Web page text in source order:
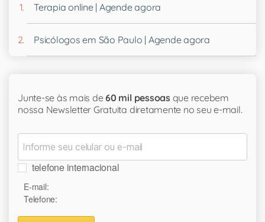
Terapia online | Agende agora
Psicólogos em São Paulo | Agende agora
Junte-se às mais de60 mil pessoas que recebem
nossa Newsletter Gratuita diretamente no seu e-mail.
telefone internacional
E-mail:
Telefone: